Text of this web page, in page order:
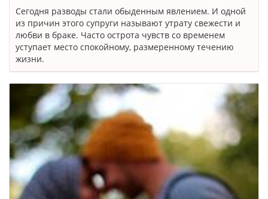
Сегодня разводы стали обыденным явлением. И одной
из причин этого супруги называют утрату свежести и
любви в браке. Часто острота чувств со временем
уступает место спокойному, размеренному течению
жизни.